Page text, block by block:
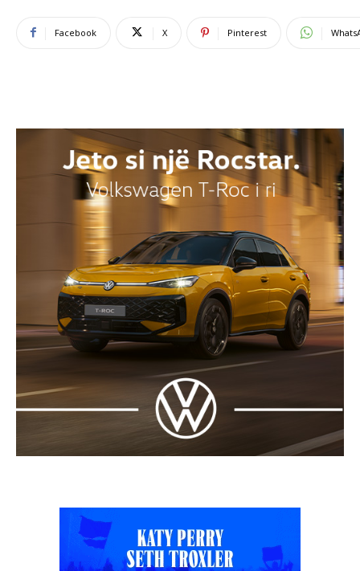
Facebook X Pinterest